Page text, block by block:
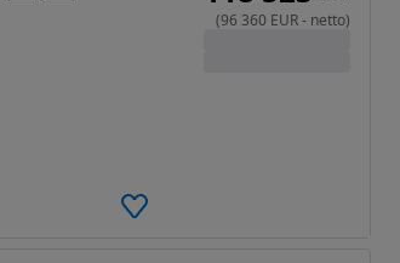
(96 360 EUR- netto)